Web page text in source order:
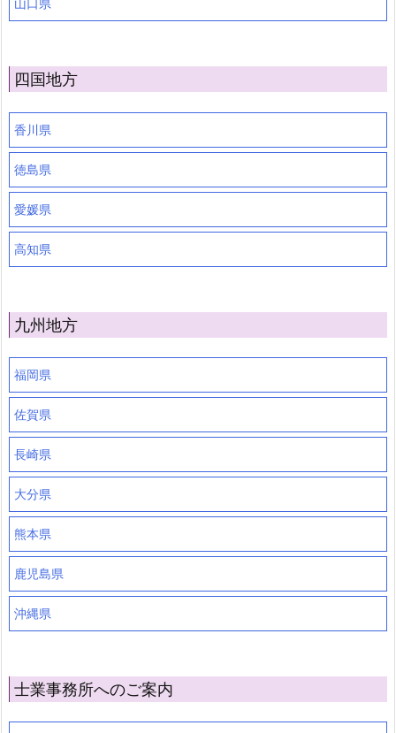
山口県
四国地方
香川県
徳島県
愛媛県
高知県
九州地方
福岡県
佐賀県
長崎県
大分県
熊本県
鹿児島県
沖縄県
士業事務所へのご案内